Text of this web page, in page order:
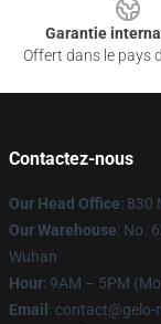
Garantie
Offert dans le pays
Contactez-nous
Our Head Office: 830
Our Warehouse: No.
Wuhan
Hour: 9AM – 5PM
Email : contact@gelo-